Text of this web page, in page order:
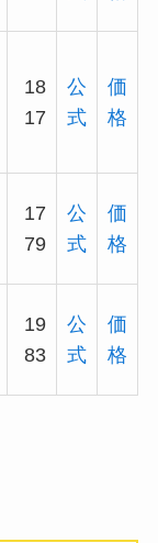
18
17
公
式
価
格
17
79
公
式
価
格
19
83
公
式
価
格